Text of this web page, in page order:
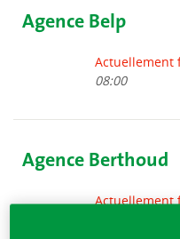
Agence Belp
Actuellement
08:00
Agence Berthoud
Actuellement